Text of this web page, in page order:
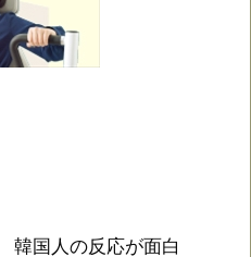
国人の反応が面白